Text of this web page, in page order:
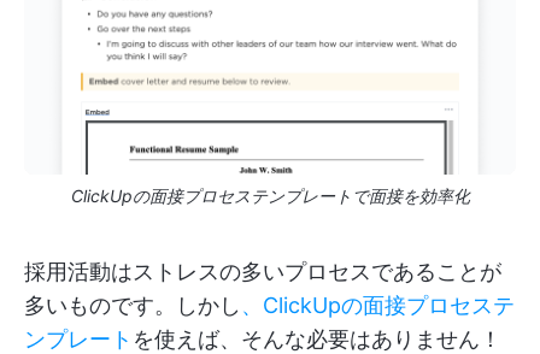
ClickUpの面接プロセステンプレートで面接を効率化
採用活動はストレスの多いプロセスであることが
多いものです。しかし 、ClickUpの面接プロセステ
ンプレート を使えば、そんな必要はありません！